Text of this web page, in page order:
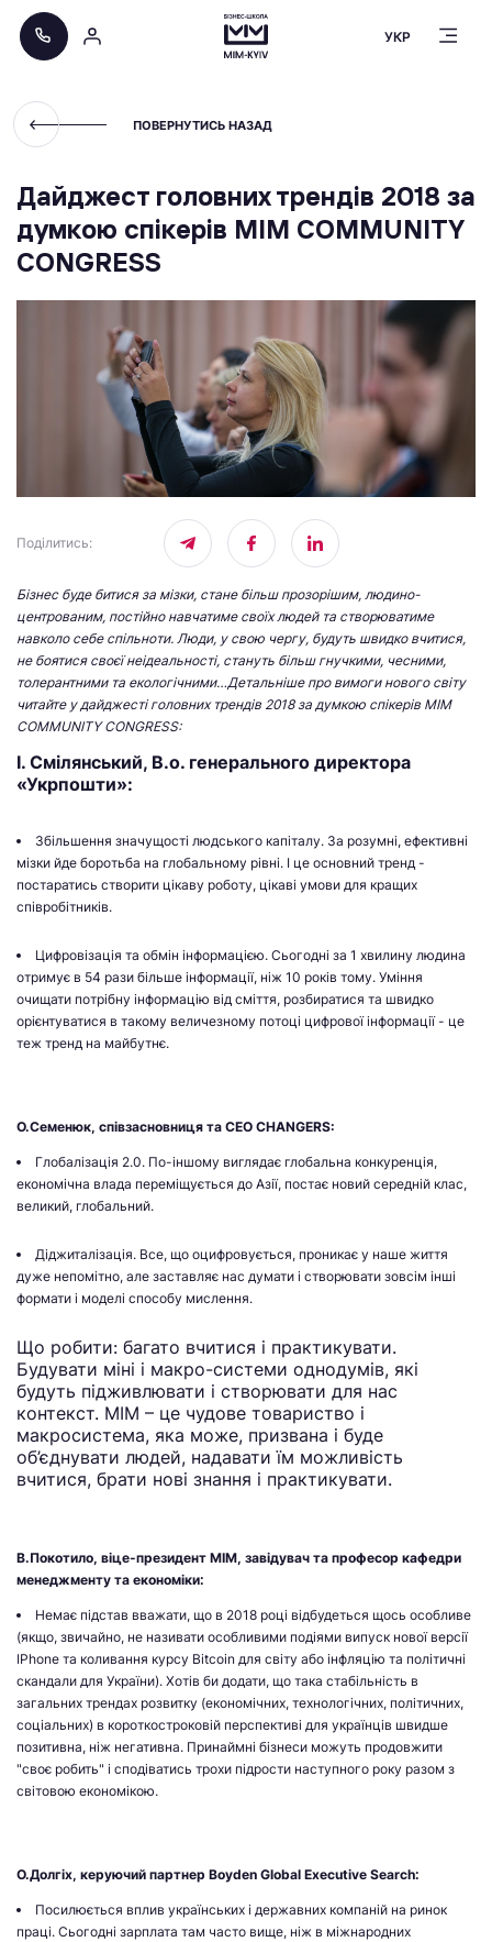
УКР
ПОВЕРНУТИСЬ НАЗАД
Дайджест головних трендів 2018 за
думкою спікерів MIM COMMUNITY
CONGRESS
Поділитись:
Бізнес буде битися за мізки, стане більш прозорішим, людино-
центрованим, постійно навчатиме своїх людей та створюватиме
навколо себе спільноти. Люди, у свою чергу, будуть швидко вчитися,
не боятися своєї неідеальності, стануть більш гнучкими, чесними,
толерантними та екологічними…Детальніше про вимоги нового світу
читайте у дайджесті головних трендів 2018 за думкою спікерів MIM
COMMUNITY CONGRESS:
І. Смілянський, В.о. генерального директора
«Укрпошти»:
Збільшення значущості людського капіталу. За розумні, ефективні
мізки йде боротьба на глобальному рівні. І це основний тренд -
постаратись створити цікаву роботу, цікаві умови для кращих
співробітників.
Цифровізація та обмін інформацією. Сьогодні за 1 хвилину людина
отримує в 54 рази більше інформації, ніж 10 років тому. Уміння
очищати потрібну інформацію від сміття, розбиратися та швидко
орієнтуватися в такому величезному потоці цифрової інформації - це
теж тренд на майбутнє.
О.Семенюк, співзасновниця та CEO CHANGERS:
Глобалізація 2.0. По-іншому виглядає глобальна конкуренція,
економічна влада переміщується до Азії, постає новий середній клас,
великий, глобальний.
Діджиталізація. Все, що оцифровується, проникає у наше життя
дуже непомітно, але заставляє нас думати і створювати зовсім інші
формати і моделі способу мислення.
Що робити: багато вчитися і практикувати.
Будувати міні і макро-системи однодумів, які
будуть підживлювати і створювати для нас
контекст. МІМ – це чудове товариство і
макросистема, яка може, призвана і буде
об’єднувати людей, надавати їм можливість
вчитися, брати нові знання і практикувати.
В.Покотило, віце-президент МІМ, завідувач та професор кафедри
менеджменту та економіки:
Немає підстав вважати, що в 2018 році відбудеться щось особливе
(якщо, звичайно, не називати особливими подіями випуск нової версії
IPhone та коливання курсу Bitcoin для світу або інфляцію та політичні
скандали для України). Хотів би додати, що така стабільність в
загальних трендах розвитку (економічних, технологічних, політичних,
соціальних) в короткостроковій перспективі для українців швидше
позитивна, ніж негативна. Принаймні бізнеси можуть продовжити
"своє робить" і сподіватись трохи підрости наступного року разом з
світовою економікою.
О.Долгіх, керуючий партнер Boyden Global Executive Search:
Посилюється вплив українських і державних компаній на ринок
праці. Сьогодні зарплата там часто вище, ніж в міжнародних